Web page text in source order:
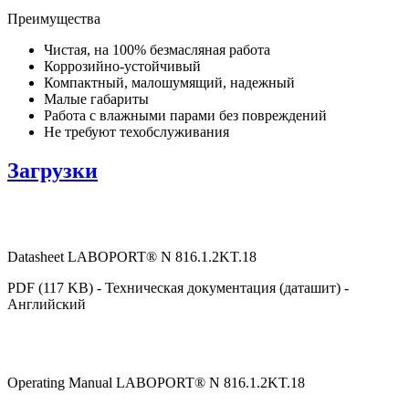
Преимущества
Чистая, на 100% безмасляная работа
Коррозийно-устойчивый
Компактный, малошумящий, надежный
Малые габариты
Работа с влажными парами без повреждений
Не требуют техобслуживания
Загрузки
Datasheet LABOPORT® N 816.1.2KT.18
PDF (117 KB) - Техническая документация (даташит) -
Английский
Operating Manual LABOPORT® N 816.1.2KT.18